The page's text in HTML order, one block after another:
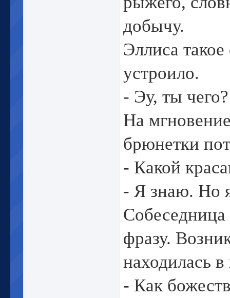
добычу.
Эллиса
устроило.
- Эу, ты
На
брюнетки
- Какой
- Я знаю. Но я
фразу.
находилась
- Как